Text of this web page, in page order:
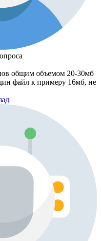
общим объемом 20-30мб
файл к примеру 16мб, не